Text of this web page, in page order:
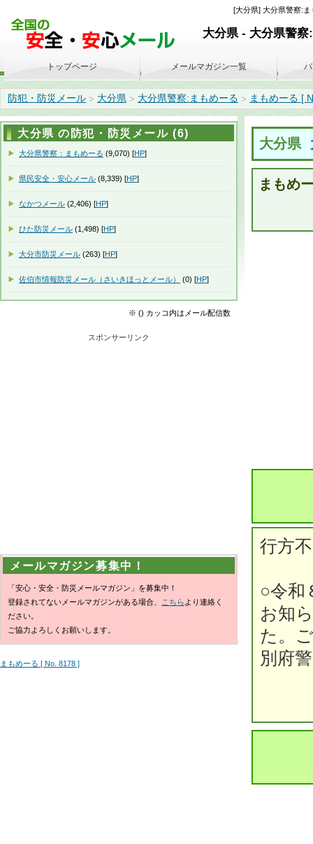
[大分県] 大分県警察:
大分県 - 大分県警察
防犯・防災メール > 大分県 > 大分県警察:まもめーる > まもめーる [
大分県
まもめ
行方
○令和
お知
た。
別府
トップページ メールマガジン一覧
大分県 の防犯・防災メール (6)
大分県警察：まもめーる (9,070) [HP]
県民安全・安心メール (8,339) [HP]
なかつメール (2,406) [HP]
ひた防災メール (1,498) [HP]
大分市防災メール (263) [HP]
佐伯市情報防災メール（さいきほっとメール） (0) [HP]
※ () カッコ内はメール配信数
スポンサーリンク
メールマガジン募集中！
「安心・安全・防災メールマガジン」を募集中！
登録されてないメールマガジンがある場合、
こちら より連絡く
ださい。
ご協力よろしくお願いします。
まもめーる [ No. 8178 ]